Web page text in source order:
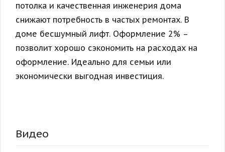
потолка и качественная инженерия дома
снижают потребность в частых ремонтах. В
доме бесшумный лифт. Оформление 2% –
позволит хорошо сэкономить на расходах на
оформление. Идеально для семьи или
экономически выгодная инвестиция.
Видео